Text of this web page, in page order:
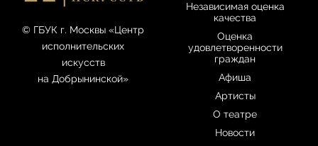
© ГБУК г. Москвы «Центр
исполнительских
искусств
на Добрынинской»
Независимая оценка
качества
Оценка
удовлетворенности
граждан
Афиша
Артисты
О театре
Новости